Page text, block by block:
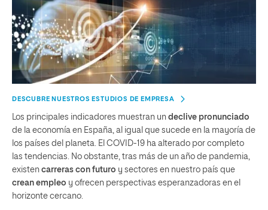
DESCUBRE NUESTROS ESTUDIOS DE EMPRESA
Los principales indicadores muestran un declive pronunciado
de la economía en España, al igual que sucede en la mayoría de
los países del planeta. El COVID-19 ha alterado por completo
las tendencias. No obstante, tras más de un año de pandemia,
existen carreras con futuro y sectores en nuestro país que
crean empleo y ofrecen perspectivas esperanzadoras en el
horizonte cercano.